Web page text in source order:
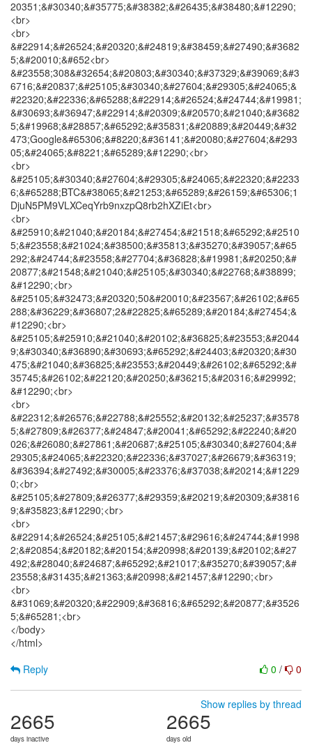
20351;&#30340;&#35775;&#38382;&#26435;&#38480;&#12290;
<br>
<br>
&#22914;&#26524;&#20320;&#24819;&#38459;&#27490;&#3682
5;&#20010;&#652<br>
&#23558;308&#32654;&#20803;&#30340;&#37329;&#39069;&#3
6716;&#20837;&#25105;&#30340;&#27604;&#29305;&#24065;&
#22320;&#22336;&#65288;&#22914;&#26524;&#24744;&#19981;
&#30693;&#36947;&#22914;&#20309;&#20570;&#21040;&#3682
5;&#19968;&#28857;&#65292;&#35831;&#20889;&#20449;&#32
473;Google&#65306;&#8220;&#36141;&#20080;&#27604;&#293
05;&#24065;&#8221;&#65289;&#12290;<br>
<br>
&#25105;&#30340;&#27604;&#29305;&#24065;&#22320;&#2233
6;&#65288;BTC&#38065;&#21253;&#65289;&#26159;&#65306;1
DjuN5PM9VLXCeqYrb9nxzpQ8rb2hXZiEt<br>
<br>
&#25910;&#21040;&#20184;&#27454;&#21518;&#65292;&#2510
5;&#23558;&#21024;&#38500;&#35813;&#35270;&#39057;&#65
292;&#24744;&#23558;&#27704;&#36828;&#19981;&#20250;&#
20877;&#21548;&#21040;&#25105;&#30340;&#22768;&#38899;
&#12290;<br>
&#25105;&#32473;&#20320;50&#20010;&#23567;&#26102;&#65
288;&#36229;&#36807;2&#22825;&#65289;&#20184;&#27454;&
#12290;<br>
&#25105;&#25910;&#21040;&#20102;&#36825;&#23553;&#2044
9;&#30340;&#36890;&#30693;&#65292;&#24403;&#20320;&#30
475;&#21040;&#36825;&#23553;&#20449;&#26102;&#65292;&#
35745;&#26102;&#22120;&#20250;&#36215;&#20316;&#29992;
&#12290;<br>
<br>
&#22312;&#26576;&#22788;&#25552;&#20132;&#25237;&#3578
5;&#27809;&#26377;&#24847;&#20041;&#65292;&#22240;&#20
026;&#26080;&#27861;&#20687;&#25105;&#30340;&#27604;&#
29305;&#24065;&#22320;&#22336;&#37027;&#26679;&#36319;
&#36394;&#27492;&#30005;&#23376;&#37038;&#20214;&#1229
0;<br>
&#25105;&#27809;&#26377;&#29359;&#20219;&#20309;&#3816
9;&#35823;&#12290;<br>
<br>
&#22914;&#26524;&#25105;&#21457;&#29616;&#24744;&#1998
2;&#20854;&#20182;&#20154;&#20998;&#20139;&#20102;&#27
492;&#28040;&#24687;&#65292;&#21017;&#35270;&#39057;&#
23558;&#31435;&#21363;&#20998;&#21457;&#12290;<br>
<br>
&#31069;&#20320;&#22909;&#36816;&#65292;&#20877;&#3526
5;&#65281;<br>
</body>
</html>
0 / 0
Reply
Show replies by thread
2665
days inactive
2665
days old